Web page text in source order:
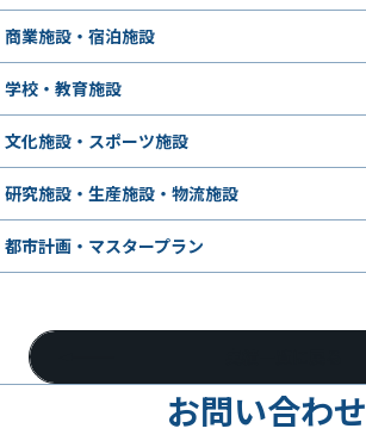
商業施設・宿泊施設
学校・教育施設
文化施設・スポーツ施設
研究施設・生産施設・物流施設
都市計画・マスタープラン
お問い合わせ